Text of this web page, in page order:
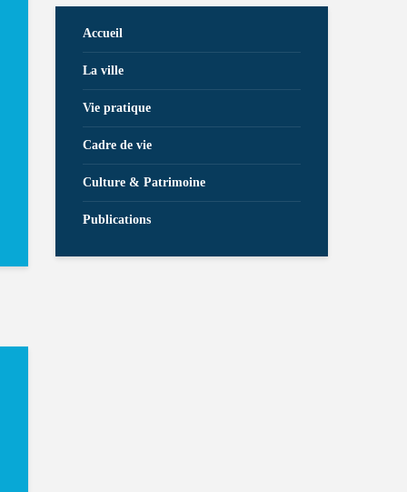
Accueil
La ville
Vie pratique
Cadre de vie
Culture & Patrimoine
Publications